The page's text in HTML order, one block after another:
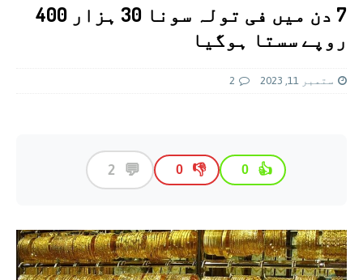
7 دن میں فی تولہ سونا 30 ہزار 400
روپے سستا ہوگیا
ستمبر 11, 2023 2
👍
0
👎
0
💬
2